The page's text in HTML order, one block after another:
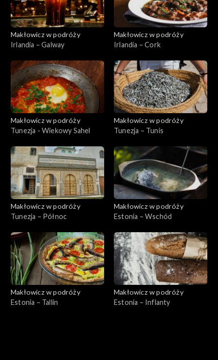
Makłowicz w podróży
Irlandia – Galway
Makłowicz w podróży
Irlandia – Cork
Makłowicz w podróży
Tunezja - Wiekowy Sahel
Makłowicz w podróży
Tunezja – Tunis
Makłowicz w podróży
Tunezja – Północ
Makłowicz w podróży
Estonia – Wschód
Makłowicz w podróży
Estonia – Tallin
Makłowicz w podróży
Estonia – Inflanty